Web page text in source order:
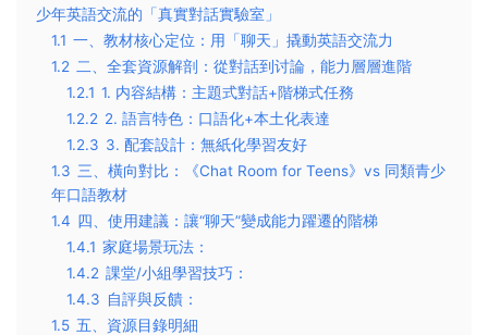
少年英語交流的「真實對話實驗室」
1.1 一、教材核心定位：用「聊天」撬動英語交流力​
1.2 二、全套資源解剖：從對話到讨論，能力層層進階​
1.2.1 1. 内容結構：主題式對話+階梯式任務​
1.2.2 2. 語言特色：口語化+本土化表達​
1.2.3 3. 配套設計：無紙化學習友好​
1.3 三、橫向對比：《Chat Room for Teens》vs 同類青少
年口語教材​
1.4 四、使用建議：讓“聊天”變成能力躍遷的階梯​
1.4.1 家庭場景玩法：
1.4.2 課堂/小組學習技巧：
1.4.3 自評與反饋：
1.5 五、資源目錄明細